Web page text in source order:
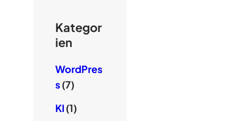
Kategor
ien
WordPres
s(7)
KI (1)